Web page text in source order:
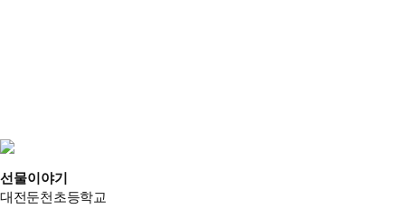
선물이야기
대전둔천초등학교